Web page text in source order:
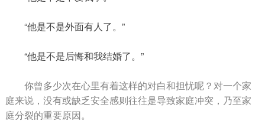
“他是不是外面有人了。”
“他是不是后悔和我结婚了。”
你曾多少次在心里有着这样的对白和担忧呢？对一个家
庭来说，没有或缺乏安全感则往往是导致家庭冲突，乃至家
庭分裂的重要原因。